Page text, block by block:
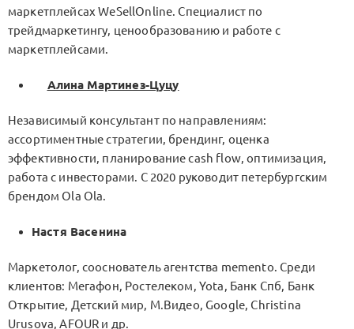
маркетплейсах WeSellOnline. Специалист по
трейдмаркетингу, ценообразованию и работе с
маркетплейсами.
Алина Мартинез-Цуцу
Независимый консультант по направлениям:
ассортиментные стратегии, брендинг, оценка
эффективности, планирование cash flow, оптимизация,
работа с инвесторами. С 2020 руководит петербургским
брендом Ola Ola.
Настя Васенина
Маркетолог, сооснователь агентства memento. Среди
клиентов: Мегафон, Ростелеком, Yota, Банк Спб, Банк
Открытие, Детский мир, М.Видео, Google, Christina
Urusova, AFOUR и др.